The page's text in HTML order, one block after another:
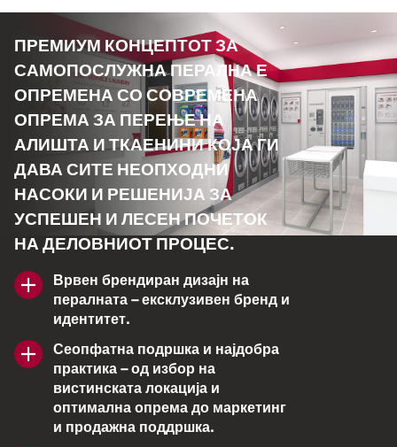
ПРЕМИУМ КОНЦЕПТОТ ЗА
САМОПОСЛУЖНА ПЕРАЛНА Е
ОПРЕМЕНА СО СОВРЕМЕНА
ОПРЕМА ЗА ПЕРЕЊЕ НА
АЛИШТА И ТКАЕНИНИ КОЈА ГИ
ДАВА СИТЕ НЕОПХОДНИ
НАСОКИ И РЕШЕНИЈА ЗА
УСПЕШЕН И ЛЕСЕН ПОЧЕТОК
НА ДЕЛОВНИОТ ПРОЦЕС.
Врвен брендиран дизајн на
пералната – ексклузивен бренд и
идентитет.
Сеопфатна подршка и најдобра
практика – од избор на
вистинската локација и
оптимална опрема до маркетинг
и продажна поддршка.